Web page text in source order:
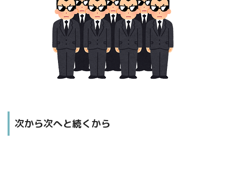
次から次へと続くから